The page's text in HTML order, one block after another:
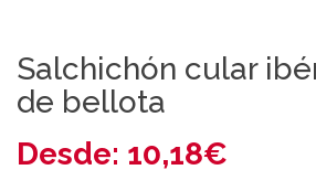
Salchichón cular
de bellota
Desde: 10,18€